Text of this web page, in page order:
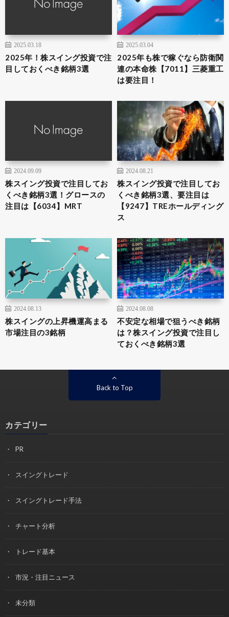
2025.03.18
2025年！株スイング投資で注
目しておくべき銘柄3選
2025.03.04
2025年も株で稼ぐなら防衛関
連の本命株【7011】三菱重工
は要注目！
2024.09.09
株スイング投資で注目してお
くべき銘柄3選！グロースの
注目は【6034】MRT
2024.08.21
株スイング投資で注目してお
くべき銘柄3選、要注目は
【9247】TREホールディング
ス
2024.08.13
株スイングの上昇機運高まる
市場注目の3銘柄
2024.08.08
不安定な相場で狙うべき銘柄
は？株スイング投資で注目し
ておくべき銘柄3選
Back to Top
カテゴリー
PR
スイングトレード
スイングトレード手法
チャート分析
トレード基本
市況・注目ニュース
未分類